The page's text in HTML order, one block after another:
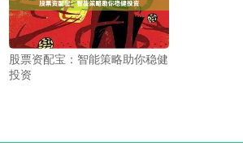
股票资配宝：智能策略助你稳健
投资